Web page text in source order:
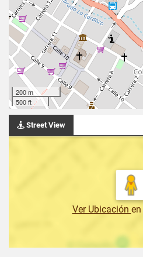
200 m
500 ft
Street View
Ver Ubicación en